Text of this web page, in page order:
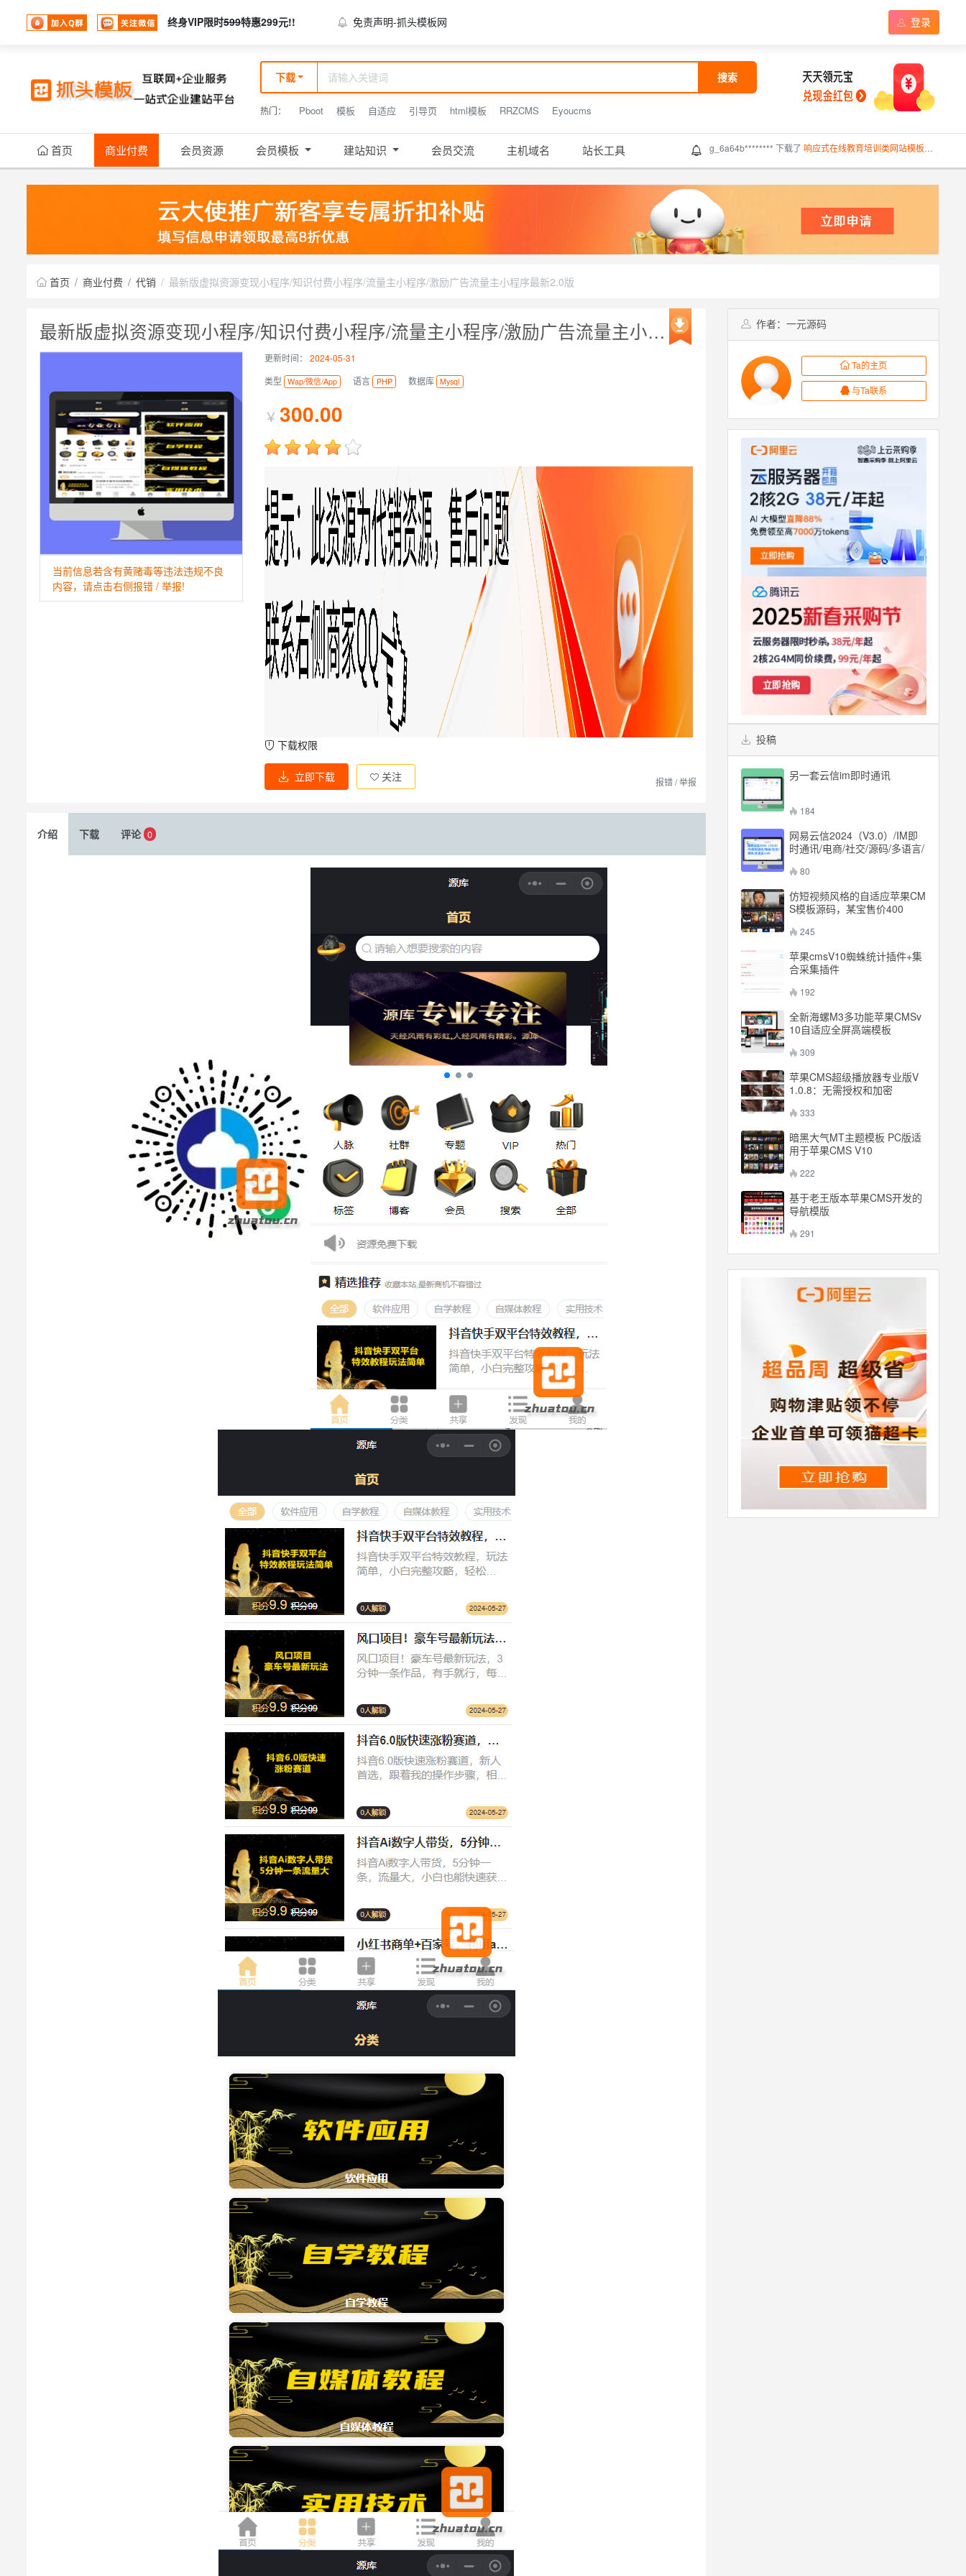
终身VIP限时599特惠299元!!
利用抓头模板网的模板来搭建网站有很什么优...
登录
下载 搜索
热门： Pboot 模板 自适应 引导页 html模板 RRZCMS Eyoucms
首页 商业付费 会员资源 会员模板 建站知识 会员交流 主机域名 站长工具 g_6a64b******** 下载了 响应式在线教育培训类网站模板（响应式）
g_6a647******** 下载了 金融投资企业控股网站模板
首页 商业付费 代销 最新版虚拟资源变现小程序/知识付费小程序/流量主小程序/激励广告流量主小程序最新2.0版
最新版虚拟资源变现小程序/知识付费小程序/流量主小程序/激励广告流量主小程序最新2.0版
当前信息若含有黄赌毒等违法违规不良
内容，请点击右侧报错 / 举报!
更新时间：
2024-05-31
类型
Wap/微信/App 语言 PHP 数据库 Mysql
￥ 300.00
下载权限
报错 / 举报
立即下载 关注
介绍 下载 评论 0
作者：一元源码
Ta的主页
与Ta联系
投稿
另一套云信im即时通讯
184
网易云信2024（V3.0）/IM即
时通讯/电商/社交/源码/多语言/
80
仿短视频风格的自适应苹果CM
S模板源码，某宝售价400
245
苹果cmsV10蜘蛛统计插件+集
合采集插件
192
全新海螺M3多功能苹果CMSv
10自适应全屏高端模板
309
苹果CMS超级播放器专业版V
1.0.8：无需授权和加密
333
暗黑大气MT主题模板 PC版适
用于苹果CMS V10
222
基于老王版本苹果CMS开发的
导航模版
291